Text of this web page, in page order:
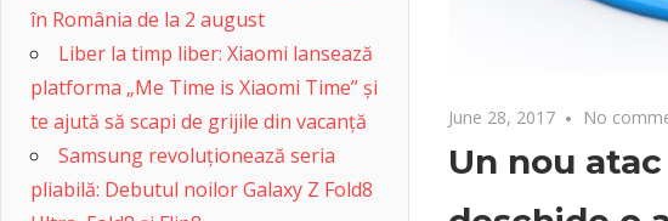
June 28, 2017 No
Un nou
în România de la 2 august
Liber la timp liber: Xiaomi lansează
platforma „Me Time is Xiaomi Time” și
te ajută să scapi de grijile din vacanță
Samsung revoluționează seria
pliabilă: Debutul noilor Galaxy Z Fold8